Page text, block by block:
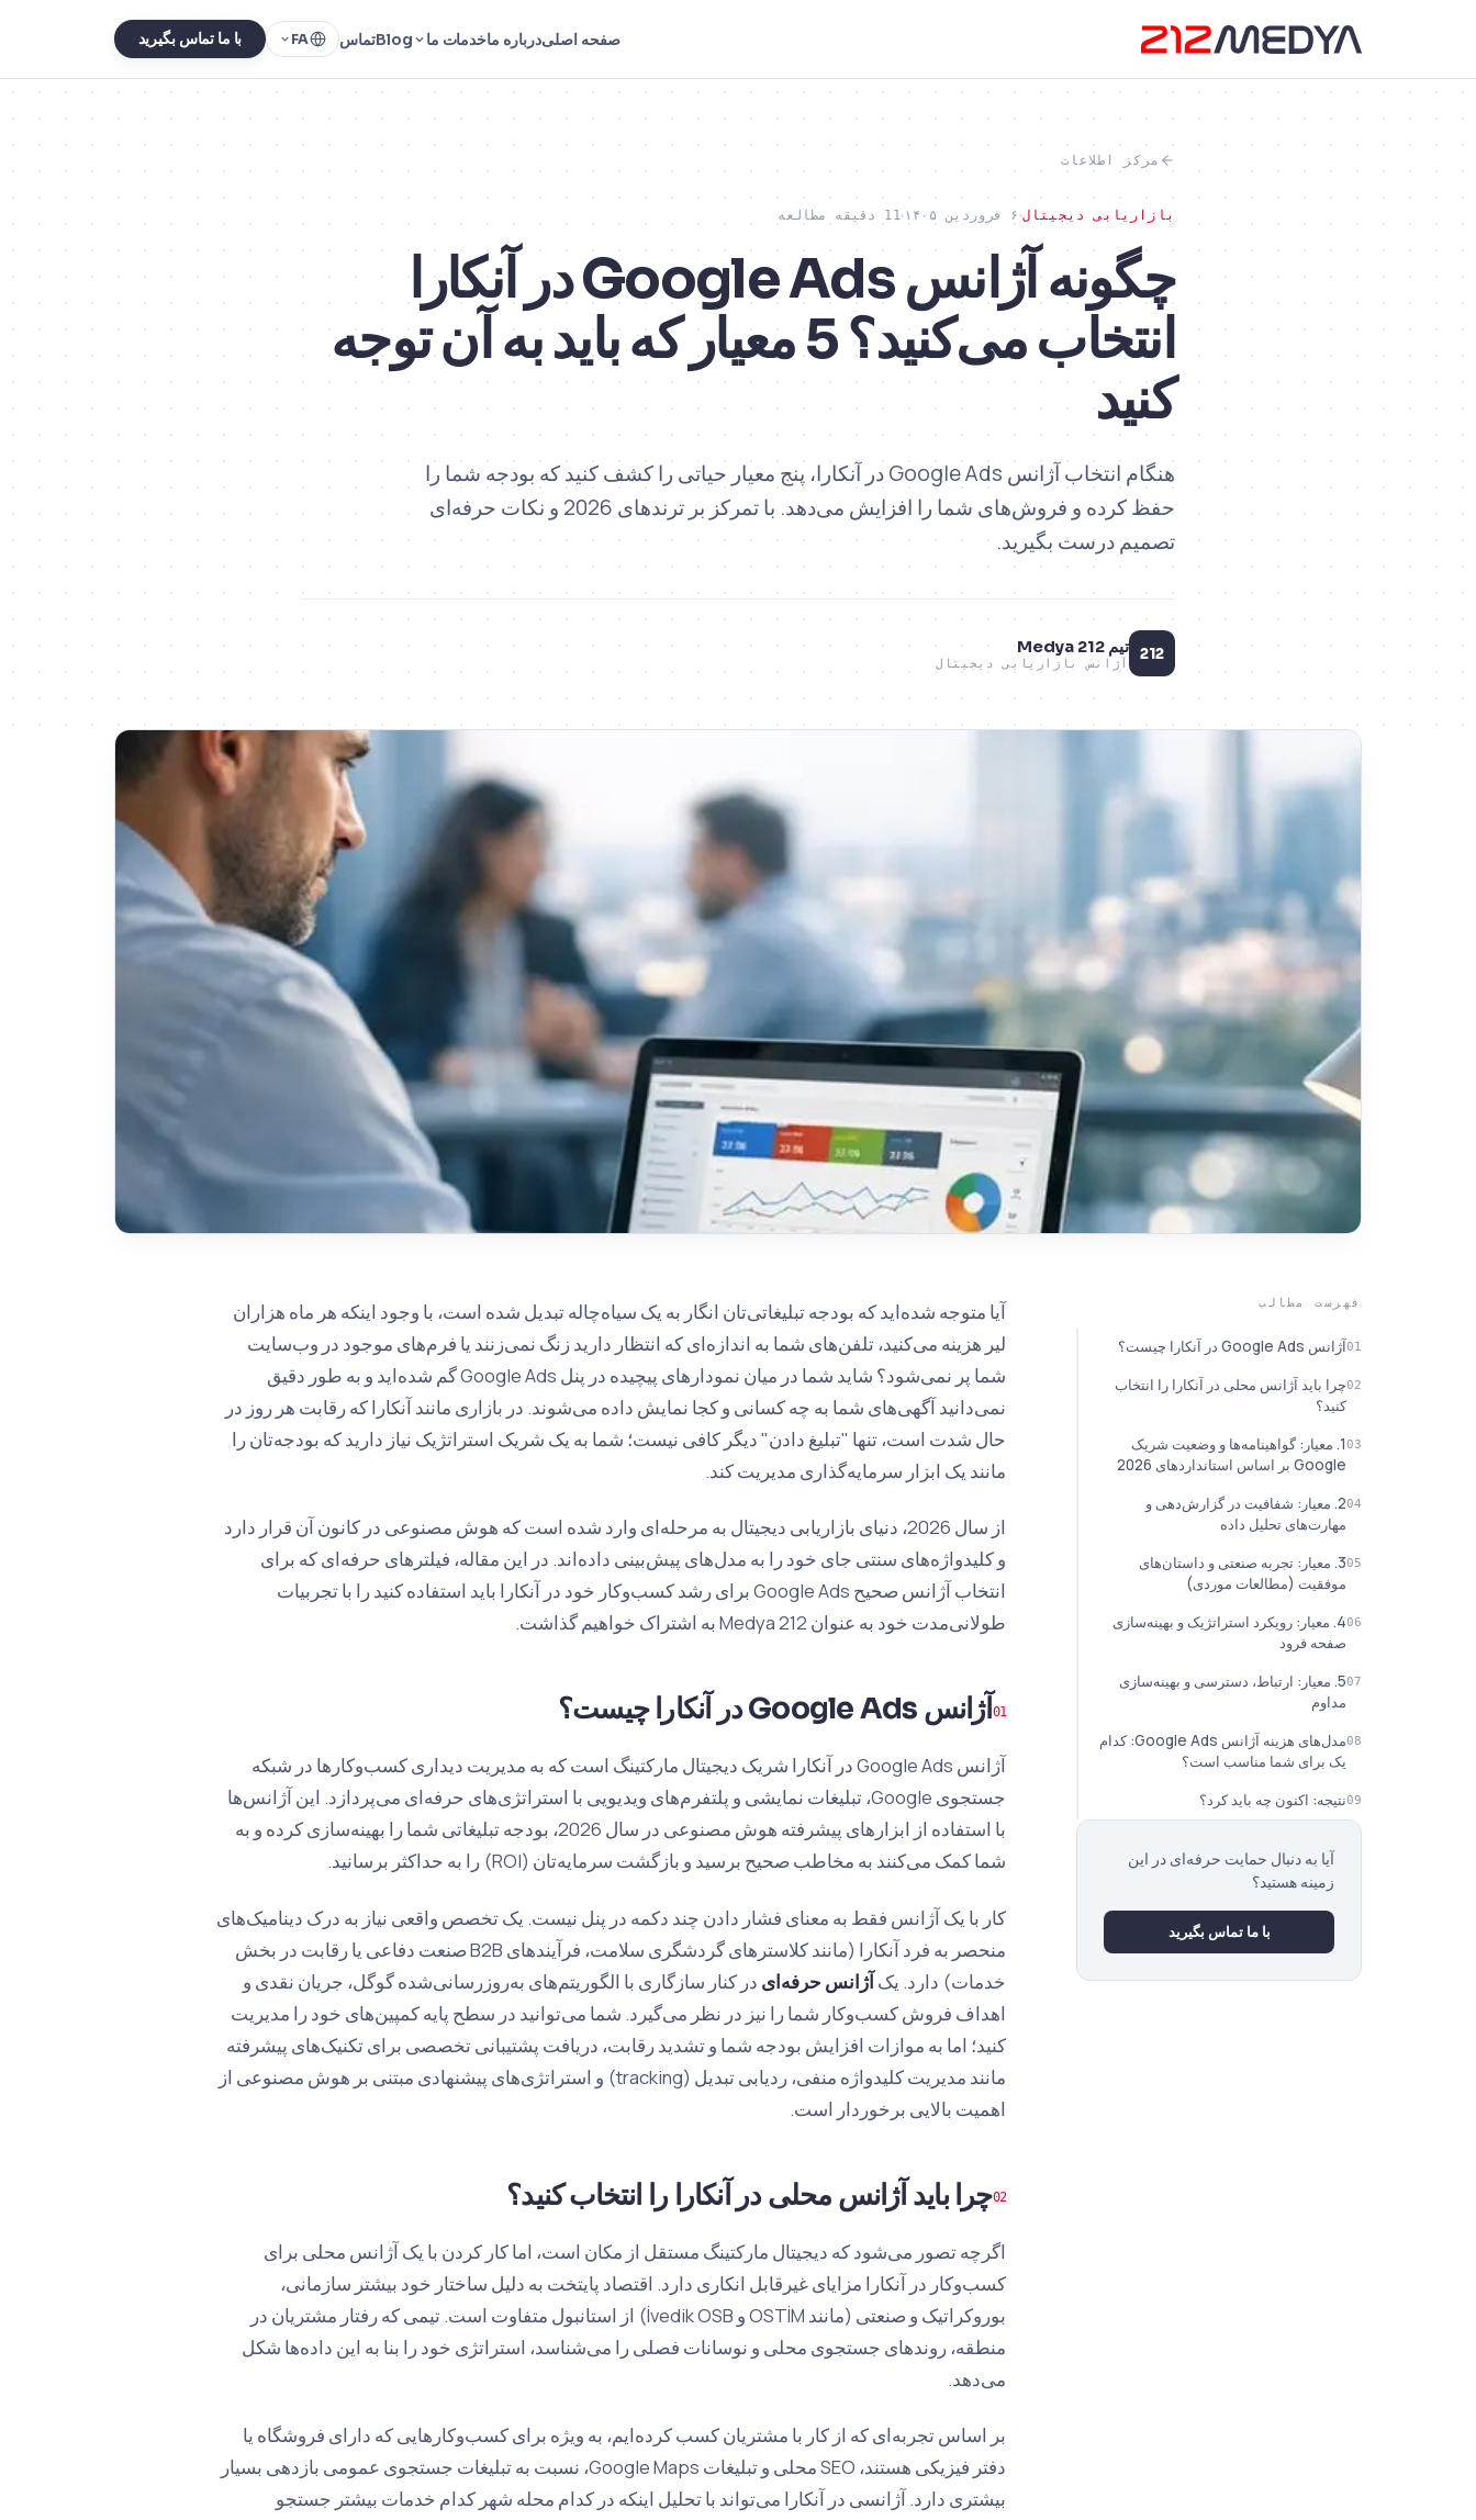
صفحه اصلیدرباره ماخدمات ما Blogتماس FA با ما تماس بگیرید
مرکز اطلاعات
بازاریابی دیجیتال ۶ فروردین ۱۴۰۵ 11 دقیقه مطالعه
چگونه آژانس Google Ads در آنکارا
انتخاب می‌کنید؟ 5 معیار که باید به آن توجه
کنید
هنگام انتخاب آژانس Google Ads در آنکارا، پنج معیار حیاتی را کشف کنید که بودجه شما را
حفظ کرده و فروش‌های شما را افزایش می‌دهد. با تمرکز بر ترندهای 2026 و نکات حرفه‌ای
تصمیم درست بگیرید.
212 تیم 212 Medya
آژانس بازاریابی دیجیتال
فهرست مطالب
آژانس Google Ads در آنکارا چیست؟
چرا باید آژانس محلی در آنکارا را انتخاب
کنید؟
1. معیار: گواهینامه‌ها و وضعیت شریک
Google بر اساس استانداردهای 2026
2. معیار: شفافیت در گزارش‌دهی و
مهارت‌های تحلیل داده
3. معیار: تجربه صنعتی و داستان‌های
موفقیت (مطالعات موردی)
4. معیار: رویکرد استراتژیک و بهینه‌سازی
صفحه فرود
5. معیار: ارتباط، دسترسی و بهینه‌سازی
مداوم
مدل‌های هزینه آژانس Google Ads: کدام
یک برای شما مناسب است؟
نتیجه: اکنون چه باید کرد؟
آیا به دنبال حمایت حرفه‌ای در این
زمینه هستید؟
با ما تماس بگیرید
آیا متوجه شده‌اید که بودجه تبلیغاتی‌تان انگار به یک سیاه‌چاله تبدیل شده است، با وجود اینکه هر ماه هزاران
لیر هزینه می‌کنید، تلفن‌های شما به اندازه‌ای که انتظار دارید زنگ نمی‌زنند یا فرم‌های موجود در وب‌سایت
شما پر نمی‌شود؟ شاید شما در میان نمودارهای پیچیده در پنل Google Ads گم شده‌اید و به طور دقیق
نمی‌دانید آگهی‌های شما به چه کسانی و کجا نمایش داده می‌شوند. در بازاری مانند آنکارا که رقابت هر روز در
حال شدت است، تنها "تبلیغ دادن" دیگر کافی نیست؛ شما به یک شریک استراتژیک نیاز دارید که بودجه‌تان را
مانند یک ابزار سرمایه‌گذاری مدیریت کند.
از سال 2026، دنیای بازاریابی دیجیتال به مرحله‌ای وارد شده است که هوش مصنوعی در کانون آن قرار دارد
و کلیدواژه‌های سنتی جای خود را به مدل‌های پیش‌بینی داده‌اند. در این مقاله، فیلترهای حرفه‌ای که برای
انتخاب آژانس صحیح Google Ads برای رشد کسب‌وکار خود در آنکارا باید استفاده کنید را با تجربیات
طولانی‌مدت خود به عنوان 212 Medya به اشتراک خواهیم گذاشت.
آژانس Google Ads در آنکارا چیست؟
آژانس Google Ads در آنکارا شریک دیجیتال مارکتینگ است که به مدیریت دیداری کسب‌وکارها در شبکه
جستجوی Google، تبلیغات نمایشی و پلتفرم‌های ویدیویی با استراتژی‌های حرفه‌ای می‌پردازد. این آژانس‌ها
با استفاده از ابزارهای پیشرفته هوش مصنوعی در سال 2026، بودجه تبلیغاتی شما را بهینه‌سازی کرده و به
شما کمک می‌کنند به مخاطب صحیح برسید و بازگشت سرمایه‌تان (ROI) را به حداکثر برسانید.
کار با یک آژانس فقط به معنای فشار دادن چند دکمه در پنل نیست. یک تخصص واقعی نیاز به درک دینامیک‌های
منحصر به فرد آنکارا (مانند کلاسترهای گردشگری سلامت، فرآیندهای B2B صنعت دفاعی یا رقابت در بخش
خدمات) دارد. یکآژانس حرفه‌ای در کنار سازگاری با الگوریتم‌های به‌روزرسانی‌شده گوگل، جریان نقدی و
اهداف فروش کسب‌وکار شما را نیز در نظر می‌گیرد. شما می‌توانید در سطح پایه کمپین‌های خود را مدیریت
کنید؛ اما به موازات افزایش بودجه شما و تشدید رقابت، دریافت پشتیبانی تخصصی برای تکنیک‌های پیشرفته
مانند مدیریت کلیدواژه منفی، ردیابی تبدیل (tracking) و استراتژی‌های پیشنهادی مبتنی بر هوش مصنوعی از
اهمیت بالایی برخوردار است.
چرا باید آژانس محلی در آنکارا را انتخاب کنید؟
اگرچه تصور می‌شود که دیجیتال مارکتینگ مستقل از مکان است، اما کار کردن با یک آژانس محلی برای
کسب‌وکار در آنکارا مزایای غیرقابل انکاری دارد. اقتصاد پایتخت به دلیل ساختار خود بیشتر سازمانی،
بوروکراتیک و صنعتی (مانند OSTİM و İvedik OSB) از استانبول متفاوت است. تیمی که رفتار مشتریان در
منطقه، روندهای جستجوی محلی و نوسانات فصلی را می‌شناسد، استراتژی خود را بنا به این داده‌ها شکل
می‌دهد.
بر اساس تجربه‌ای که از کار با مشتریان کسب کرده‌ایم، به ویژه برای کسب‌وکارهایی که دارای فروشگاه یا
دفتر فیزیکی هستند، SEO محلی و تبلیغات Google Maps، نسبت به تبلیغات جستجوی عمومی بازدهی بسیار
بیشتری دارد. آژانسی در آنکارا می‌تواند با تحلیل اینکه در کدام محله شهر کدام خدمات بیشتر جستجو